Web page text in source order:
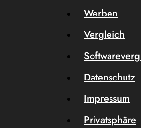
Werben
Vergleich
Datenschutz
Impressum
Privatsphäre